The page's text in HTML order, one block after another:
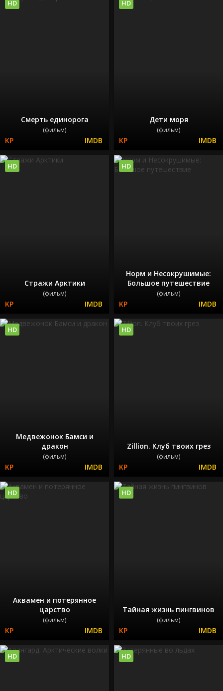
Смерть единорога
(фильм)
HD
Дети моря
(фильм)
HD
Стражи Арктики
(фильм)
HD
Норм и Несокрушимые:
Большое путешествие
(фильм)
HD
Медвежонок Бамси и
дракон
(фильм)
HD
Zillion. Клуб твоих грез
(фильм)
HD
Аквамен и потерянное
царство
(фильм)
HD
Тайная жизнь пингвинов
(фильм)
HD
HD HD